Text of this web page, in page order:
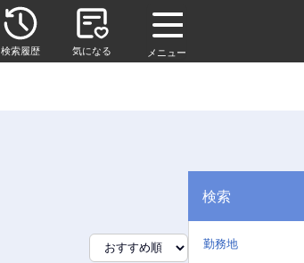
検索履歴 気になる メニュー
検索
勤務地